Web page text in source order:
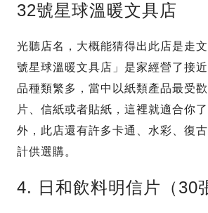
32號星球溫暖文具店
光聽店名，大概能猜得出此店是走
號星球溫暖文具店」是家經營了接
品種類繁多，當中以紙類產品最受
片、信紙或者貼紙，這裡就適合你
外，此店還有許多卡通、水彩、復
計供選購。
4. 日和飲料明信片（30